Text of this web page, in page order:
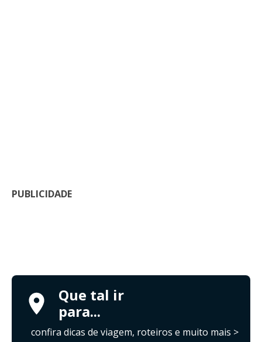
PUBLICIDADE
Que tal ir
para...
confira dicas de viagem, roteiros e muito mais >